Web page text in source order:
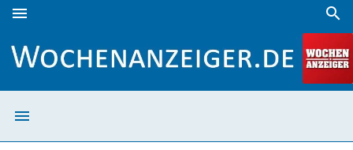
menu search
menu